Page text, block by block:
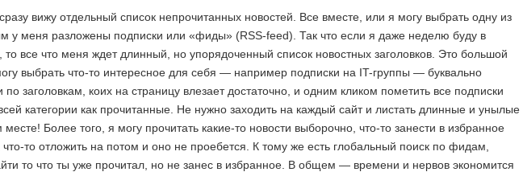
вижу отдельный список непрочитанных новостей. Все вместе, или я могу выбрать одну из
у меня разложены подписки или «фиды» (RSS-feed). Так что если я даже неделю буду в
то все что меня ждет длинный, но упорядоченный список новостных заголовков. Это большой
выбрать что-то интересное для себя — например подписки на IT-группы — буквально
по заголовкам, коих на страницу влезает достаточно, и одним кликом пометить все подписки
категории как прочитанные. Не нужно заходить на каждый сайт и листать длинные и унылые
Более того, я могу прочитать какие-то новости выборочно, что-то занести в избранное
то отложить на потом и оно не проебется. К тому же есть глобальный поиск по фидам,
то что ты уже прочитал, но не занес в избранное. В общем — времени и нервов экономится